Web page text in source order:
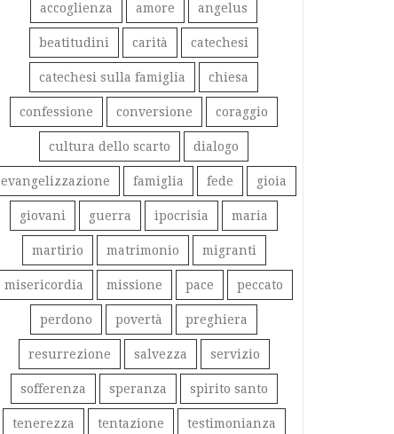
accoglienza amore angelus
beatitudini carità catechesi
catechesi sulla famiglia chiesa
confessione conversione coraggio
cultura dello scarto dialogo
evangelizzazione famiglia fede gioia
giovani guerra ipocrisia maria
martirio matrimonio migranti
misericordia missione pace peccato
perdono povertà preghiera
resurrezione salvezza servizio
sofferenza speranza spirito santo
tenerezza tentazione testimonianza